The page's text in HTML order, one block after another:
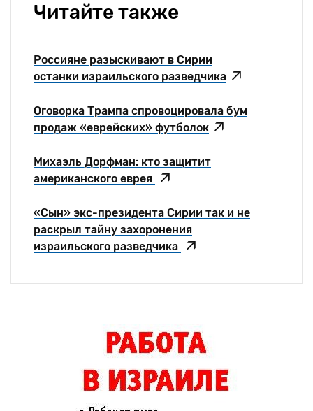
Читайте также
Россияне разыскивают в Сирии
останки израильского разведчика
Оговорка Трампа спровоцировала бум
продаж «еврейских» футболок
Михаэль Дорфман: кто защитит
американского еврея
«Сын» экс-президента Сирии так и не
раскрыл тайну захоронения
израильского разведчика